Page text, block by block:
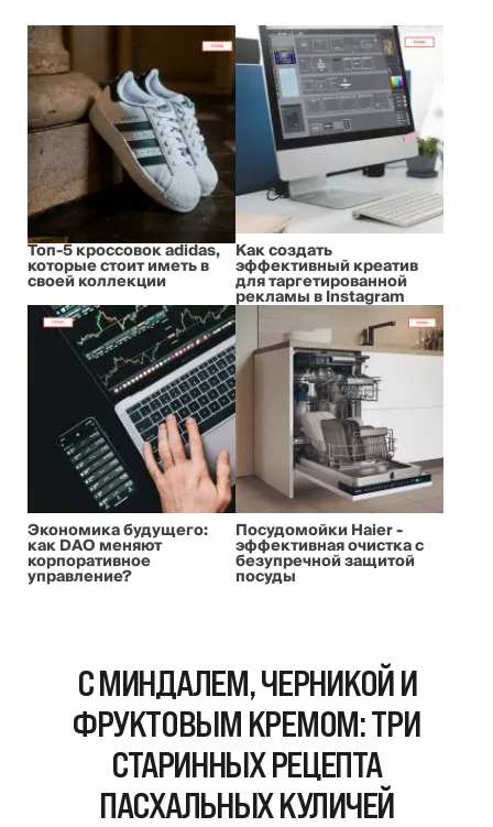
Топ-5 кроссовок adidas,
которые стоит иметь в
своей коллекции
Как создать
эффективный креатив
для таргетированной
рекламы в Instagram
Экономика будущего:
как DAO меняют
корпоративное
управление?
Посудомойки Haier -
эффективная очистка с
безупречной защитой
посуды
С МИНДАЛЕМ, ЧЕРНИКОЙ И
ФРУКТОВЫМ КРЕМОМ: ТРИ
СТАРИННЫХ РЕЦЕПТА
ПАСХАЛЬНЫХ КУЛИЧЕЙ